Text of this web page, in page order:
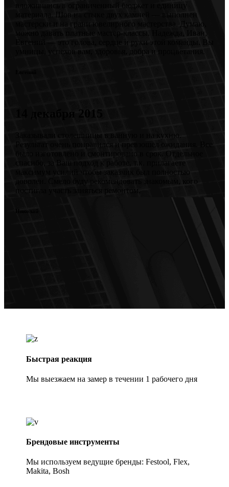
вложившись в ограниченный бюджет и единицу
материала. Шов на стыке двух камней — выполнен
мастерски и на грани ювелирного мастерства. Думаю,
можно давать платные мастер-классы. Надежда, Иван,
Евгений — это голова, сердце и руки этой команды. Вы
умницы, успехов вам, здоровья, добра и процветания.
14 декабря 2015
Заказывали столешницы в ванную и на кухню.
Результат очень понравился и превзошел ожидания. Все
было изготовлено и смонтировано в срок. Отдельное
спасибо, за Ваш подход к работе, т.к. прилагаете
максимум усилий чтобы заказчик был полностью
доволен. Смело буду рекомендовать знакомым, кого
Николай
Быстрая реакция
Мы выезжаем на замер в течении 1 рабочего дня
Брендовые инструменты
Мы используем ведущие бренды: Festool, Flex,
Makita, Bosh